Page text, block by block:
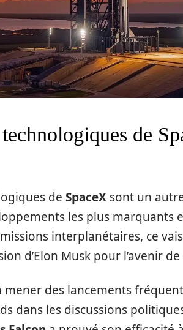
technologiques de
de SpaceX sont un
les plus marquants
interplanétaires, ce
d’Elon Musk pour l’avenir de
mener des lancements
dans les discussions